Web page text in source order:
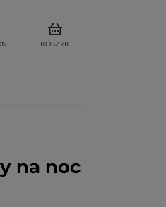
KOSZYK
na noc